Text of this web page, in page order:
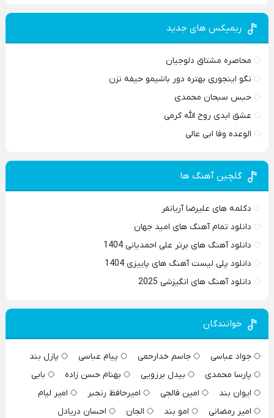
ریمیکس های جدید
محاصره مشتاق دلوجیان
نگو اینجوری بهتره دور باشیمو حیفه نزن
حبس سبحان محمدی
عشق ابدی روح الله کرمی
الوعده وفا ابی عالی
گلچین آهنگ ها
دکلمه های علیرضا آریانفر
دانلود تمام آهنگ های امید جهان
دانلود آهنگ های برتر علی احمدیانی 1404
دانلود پلی لیست آهنگ های پاییزی 1404
دانلود آهنگ های انگیزشی 2025
خوانندگان
جواد عباسی جاسم خدارحمی پیام عباسی
پازل بند
پارسا محمدی
بیدل برزویی بهنام حسن زاده
بابی
ایوان بند
امین فالجی امیرحافظ رنجبر
امیر لیام
امیر رمضانی
امو بند الجان
احسان دریادل